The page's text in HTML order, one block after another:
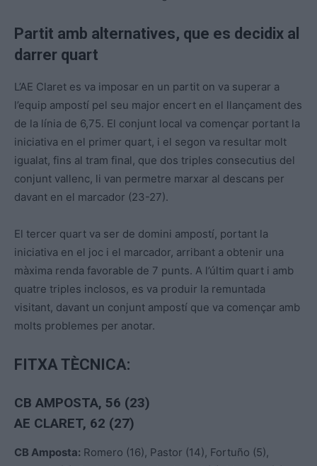
Partit amb alternatives, que es decidix al
darrer quart
L’AE Claret es va imposar en un partit on va superar a
l’equip ampostí pel seu major encert en el llançament des
de la línia de 6,75. El conjunt local va començar portant la
iniciativa en el primer quart, i el segon va resultar molt
igualat, fins al tram final, que dos triples consecutius del
conjunt vallenc, li van permetre marxar al descans per
davant en el marcador (23-27).
El tercer quart va ser de domini ampostí, portant la
iniciativa en el joc i el marcador, arribant a obtenir una
màxima renda favorable de 7 punts. A l’últim quart i amb
quatre triples inclosos, es va produir la remuntada
visitant, davant un conjunt ampostí que va començar amb
molts problemes per anotar.
FITXA TÈCNICA:
CB AMPOSTA, 56 (23)
AE CLARET, 62 (27)
CB Amposta: Romero (16), Pastor (14), Fortuño (5),